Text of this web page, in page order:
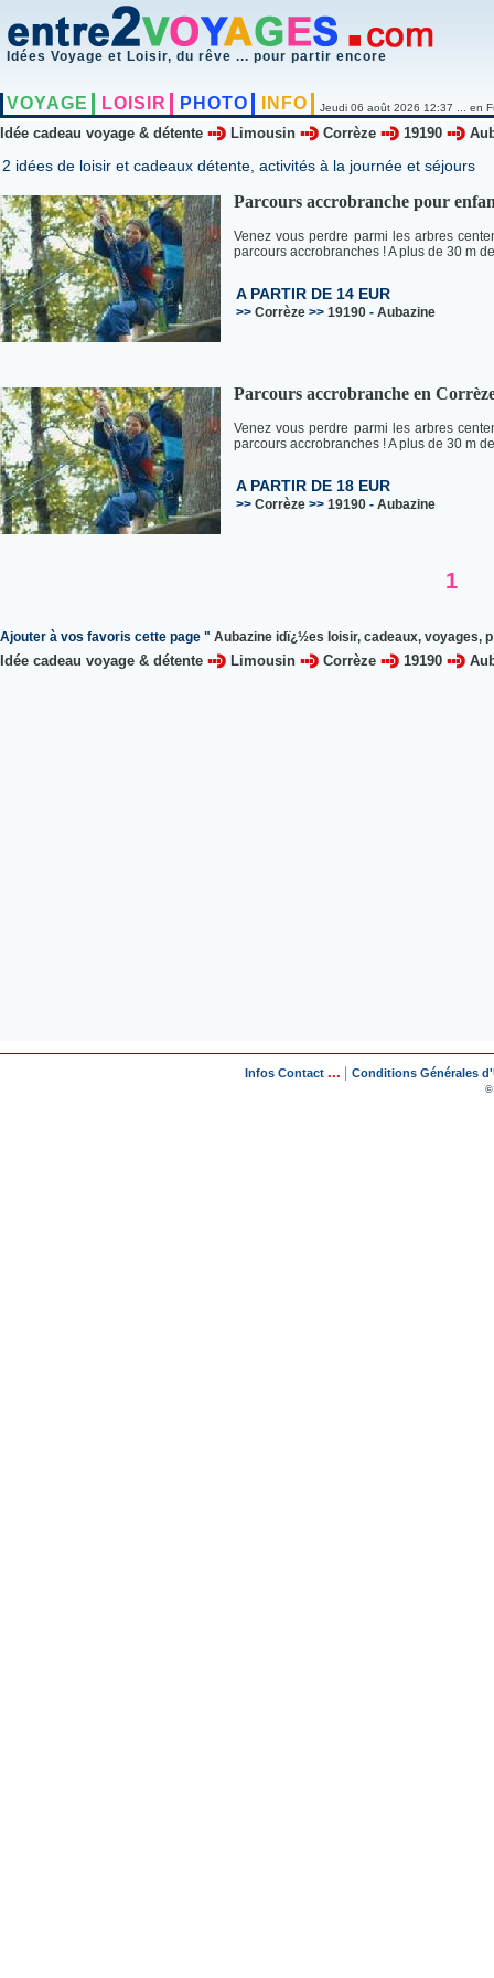
Idées Voyage et Loisir, du rêve ... pour partir encore
VOYAGE LOISIR PHOTO INFO Jeudi 06 août 2026 12:37 ... en
Idée cadeau voyage & détente Limousin Corrèze 19190
2 idées de loisir et cadeaux détente, activités à la journée et séjours
Parcours accrobranche pour
Venez vous perdre parmi les arbres
parcours accrobranches ! A plus de 30 m
A PARTIR DE 14 EUR
>> Corrèze >> 19190 - Aubazine
Parcours accrobranche en
Venez vous perdre parmi les arbres
parcours accrobranches ! A plus de 30 m
A PARTIR DE 18 EUR
>> Corrèze >> 19190 - Aubazine
1
Ajouter à vos favoris cette page " Aubazine idï¿½es loisir, cadeaux, voyages, p
Idée cadeau voyage & détente Limousin Corrèze 19190
Infos Contact ... Conditions Générales
©